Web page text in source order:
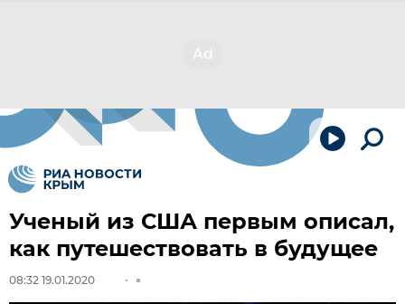
Ученый из США первым описал,
как путешествовать в будущее
08:32 19.01.2020